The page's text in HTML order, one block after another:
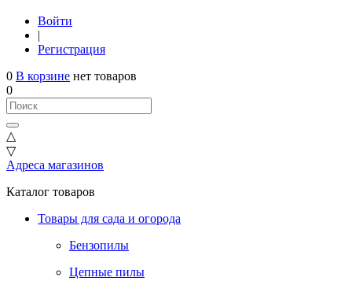
Войти
|
Регистрация
0 В корзине нет товаров
0
△
▽
Адреса магазинов
Каталог товаров
Товары для сада и огорода
Бензопилы
Цепные пилы